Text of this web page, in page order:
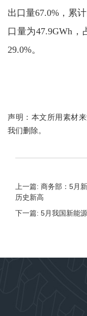
出口量67.0%，累
口量为47.9GWh
29.0%。
声明：本文所用素材
我们删除。
上一篇: 商务部：5月
历史新高
下一篇: 5月我国新能